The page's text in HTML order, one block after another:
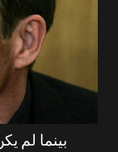
بينما لم